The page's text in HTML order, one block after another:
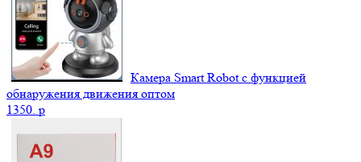
Камера Smart Robot с функцией
обнаружения движения оптом
1350. p